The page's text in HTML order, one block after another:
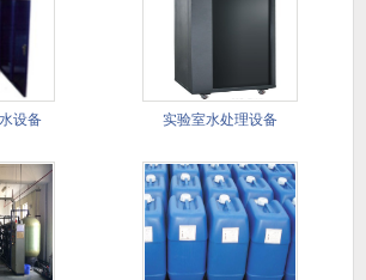
设备 实验室水处理设备